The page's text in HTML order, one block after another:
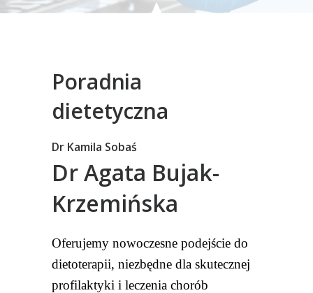
Poradnia
dietetyczna
Dr Kamila Sobaś
Dr Agata Bujak-
Krzemińska
Oferujemy nowoczesne podejście do
dietoterapii, niezbędne dla skutecznej
profilaktyki i leczenia chorób